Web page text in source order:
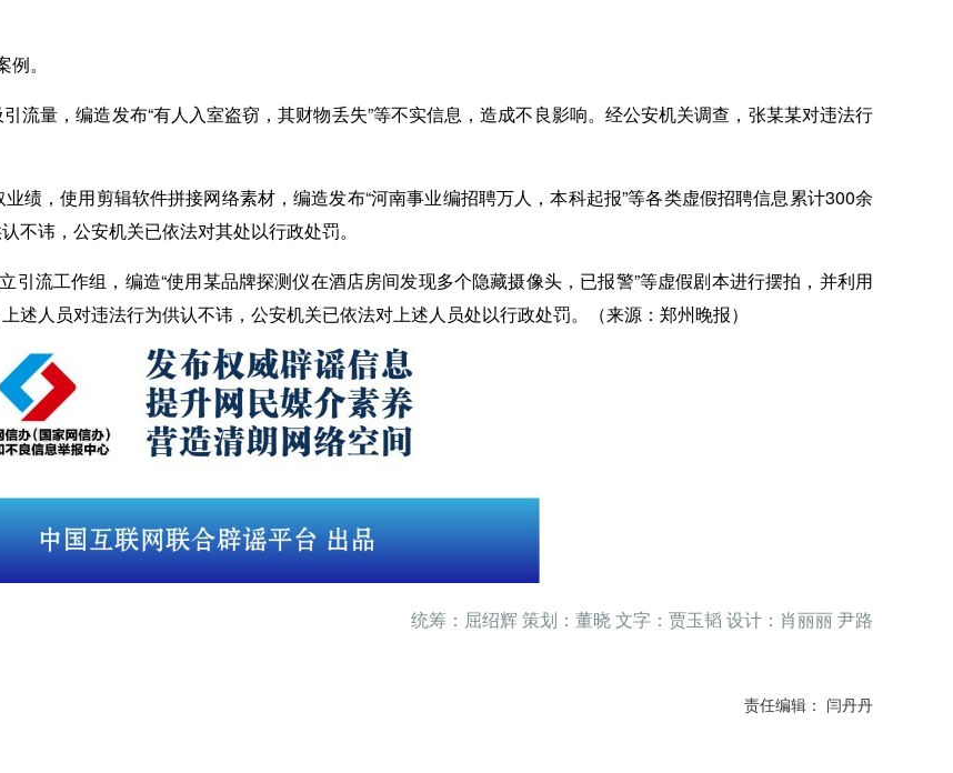
。
流量，编造发布“有人入室盗窃，其财物丢失”等不实信息，造成不良影响。经公安机关调查，张某某对违法行
绩，使用剪辑软件拼接网络素材，编造发布“河南事业编招聘万人，本科起报”等各类虚假招聘信息累计300余
不讳，公安机关已依法对其处以行政处罚。
引流工作组，编造“使用某品牌探测仪在酒店房间发现多个隐藏摄像头，已报警”等虚假剧本进行摆拍，并利用
述人员对违法行为供认不讳，公安机关已依法对上述人员处以行政处罚。（来源：郑州晚报）
统筹：屈绍辉 策划：董晓 文字：贾玉韬 设计：肖丽丽 尹路
责任编辑： 闫丹丹